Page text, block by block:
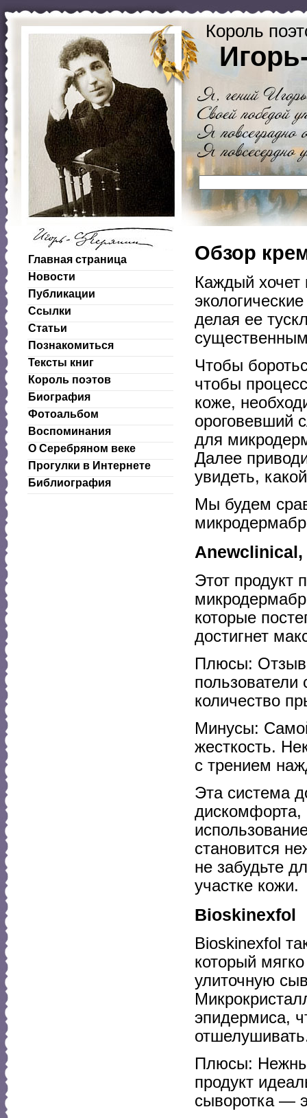
Король
Главная страница
Новости
Публикации
Ссылки
Статьи
Познакомиться
Тексты книг
Король поэтов
Биография
Фотоальбом
Воспоминания
О Серебряном веке
Прогулки в Интернете
Библиография
Обзор
Каждый
делая ее
Чтобы
чтобы
коже,
ороговевший
для
Далее
увидеть,
Мы будем
Anewclinical,
Этот продукт
которые
достигнет
Плюсы:
количество
Минусы:
жесткость.
с трением
Эта система
дискомфорта,
становится
не забудьте
участке кожи.
Bioskinexfol
Bioskinexfol
который
улиточную
эпидермиса,
Плюсы:
продукт
сыворотка —